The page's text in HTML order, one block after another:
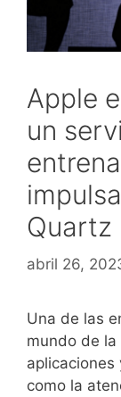
Apple
un
Quartz
abril 26,
Una de las
mundo de la
como la